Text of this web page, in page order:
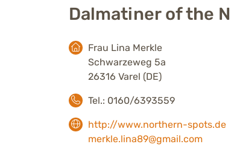
Dalmatiner of the
Frau Lina Merkle
Schwarzeweg 5a
26316 Varel (DE)
Tel.: 0160/6393559
http://www.northern-spots.de
merkle.lina89@gmail.com